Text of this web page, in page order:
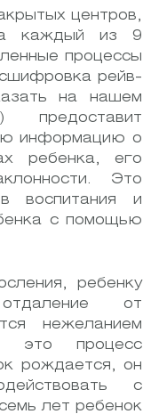
центров,
каждый из 9
процессы
рейв-
на нашем
предоставит
информацию о
ребенка, его
Это
воспитания и
с помощью
ребенку
от
нежеланием
это процесс
рождается, он
с
лет ребенок